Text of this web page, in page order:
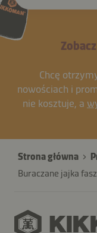
Chcę
nowościach i
nie kosztuje, a
Strona główna
Buraczane jajka